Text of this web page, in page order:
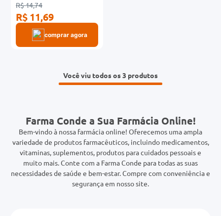
R$ 14,74
R$ 11,69
comprar agora
Você viu todos os 3
Farma Conde a Sua Farmácia Online!
Bem-vindo à nossa farmácia online! Oferecemos uma ampla
variedade de produtos farmacêuticos, incluindo medicamentos,
vitaminas, suplementos, produtos para cuidados pessoais e
muito mais. Conte com a Farma Conde para todas as suas
necessidades de saúde e bem-estar. Compre com conveniência e
segurança em nosso site.